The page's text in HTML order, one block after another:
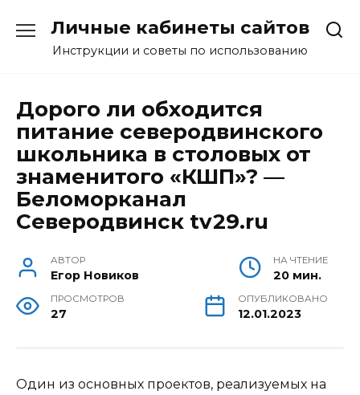
содержанию
Личные кабинеты сайтов
Инструкции и советы по использованию
Дорого ли обходится
питание северодвинского
школьника в столовых от
знаменитого «КШП»? —
Беломорканал
Северодвинск tv29.ru
АВТОР
Егор Новиков
НА ЧТЕНИЕ
20 мин.
ПРОСМОТРОВ
27
ОПУБЛИКОВАНО
12.01.2023
Один из основных проектов, реализуемых на